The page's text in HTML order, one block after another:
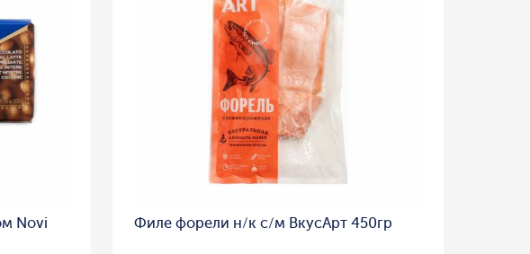
Novi
Филе форели н/к с/м ВкусАрт 450гр